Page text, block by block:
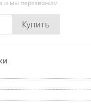
и мы перезвоним
Купить